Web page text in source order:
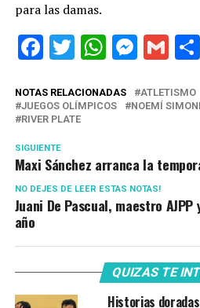
para las damas.
Facebook
Twitter
NOTAS RELACIONADAS ATLETISMO
JUEGOS OLÍMPICOS
NOEMÍ
RIVER PLATE
SIGUIENTE
Maxi Sánchez arranca la
NO DEJES DE LEER ESTAS NOTAS!
Juani De Pascual, maestro
año
QUIZAS TE
Historias